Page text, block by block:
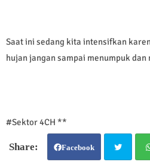
Saat ini sedang kita intensifkan
hujan jangan sampai menumpuk
#Sektor 4CH **
Facebook